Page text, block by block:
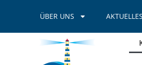
ÜBER UNS AKTUELLES